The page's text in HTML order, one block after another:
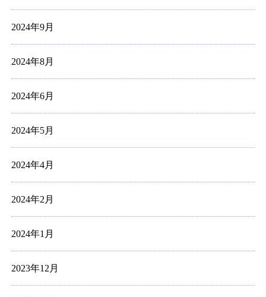
2024年9月
2024年8月
2024年6月
2024年5月
2024年4月
2024年2月
2024年1月
2023年12月